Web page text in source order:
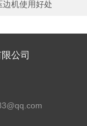
边机使用好处
公司